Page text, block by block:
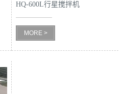
HQ-600L行星搅拌机
MORE >